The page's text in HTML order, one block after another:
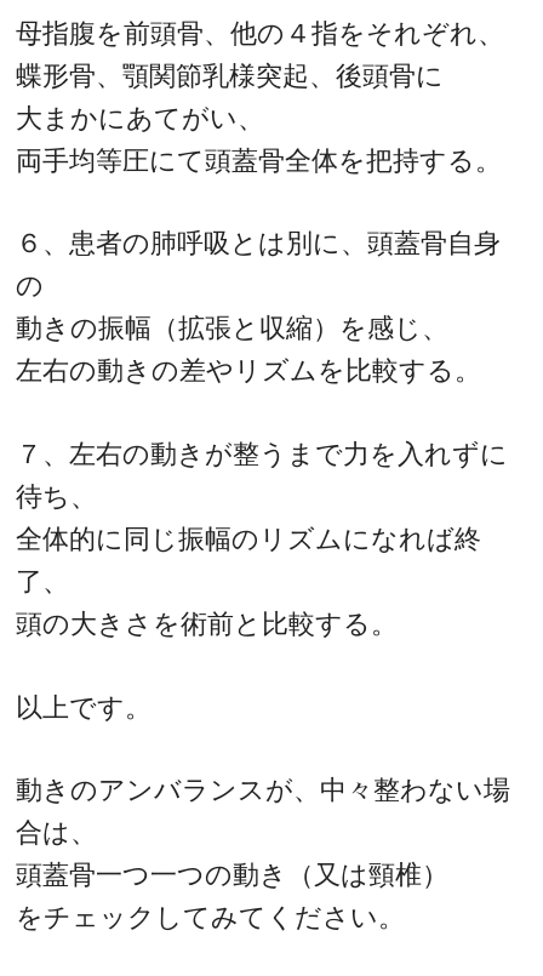
母指腹を前頭骨、他の４指をそれぞれ、
蝶形骨、顎関節乳様突起、後頭骨に
大まかにあてがい、
両手均等圧にて頭蓋骨全体を把持する。
６、患者の肺呼吸とは別に、頭蓋骨自身
の
動きの振幅（拡張と収縮）を感じ、
左右の動きの差やリズムを比較する。
７、左右の動きが整うまで力を入れずに
待ち、
全体的に同じ振幅のリズムになれば終
了、
頭の大きさを術前と比較する。
以上です。
動きのアンバランスが、中々整わない場
合は、
頭蓋骨一つ一つの動き（又は頸椎）
をチェックしてみてください。